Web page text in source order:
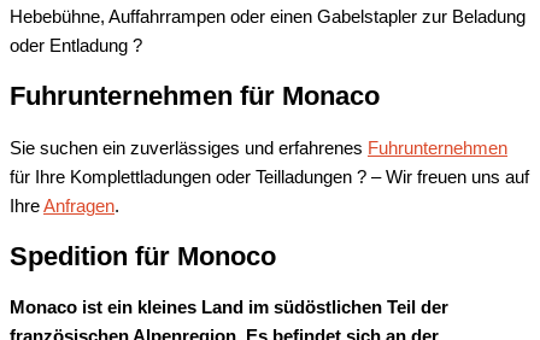
Hebebühne, Auffahrrampen oder einen Gabelstapler zur Beladung
oder Entladung ?
Fuhrunternehmen für Monaco
Sie suchen ein zuverlässiges und erfahrenes Fuhrunternehmen
für Ihre Komplettladungen oder Teilladungen ? – Wir freuen uns auf
IhreAnfragen.
Spedition für Monoco
Monaco ist ein kleines Land im südöstlichen Teil der